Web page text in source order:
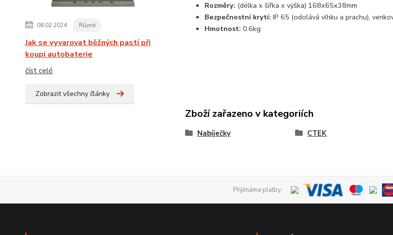
08.02.2024 Různé
Jak se vyvarovat běžných pastí při
koupi autobaterie
číst celé
Zobrazit všechny články
Rozměry: (délka x šířka x výška) 168x65x38mm
Bezpečnostní krytí: IP 65 (odolává vlhku a prachu),
Hmotnost: 0.6kg
Zboží zařazeno v kategoriích
Nabíječky CTEK
Přijímáme platby: